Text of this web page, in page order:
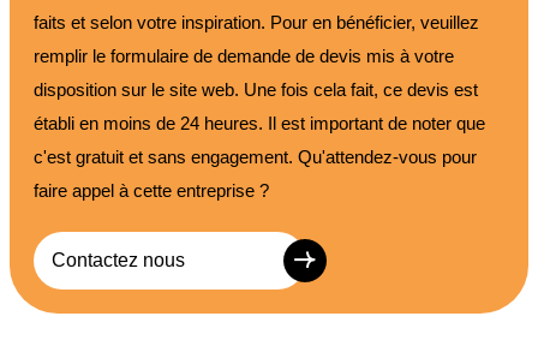
faits et selon votre inspiration. Pour en bénéficier, veuillez
remplir le formulaire de demande de devis mis à votre
disposition sur le site web. Une fois cela fait, ce devis est
établi en moins de 24 heures. Il est important de noter que
c'est gratuit et sans engagement. Qu'attendez-vous pour
faire appel à cette entreprise ?
Contactez nous